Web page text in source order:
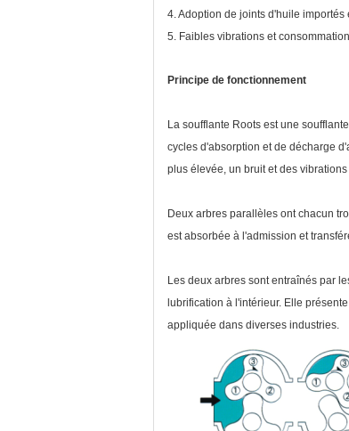
4. Adoption de joints d'huile
5. Faibles vibrations et
Principe de fonctionnement
La soufflante Roots est une
cycles d'absorption et de décharge
plus élevée, un bruit et des
Deux arbres parallèles ont chacun
est absorbée à l'admission et
Les deux arbres sont entraînés par
lubrification à l'intérieur. Elle
appliquée dans diverses industries.